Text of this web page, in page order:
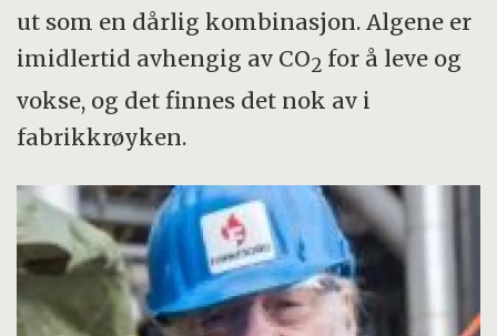
ut som en dårlig kombinasjon. Algene er
imidlertid avhengig av CO2 for å leve og
vokse, og det finnes det nok av i
fabrikkrøyken.